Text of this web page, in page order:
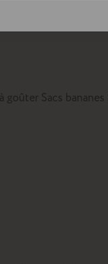
goûter Sacs bananes